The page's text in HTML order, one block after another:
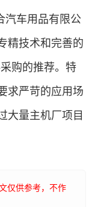
汽车用品有限公
精技术和完善的
购的推荐。特
求严苛的应用场
大量主机厂项目
仅供参考，不作